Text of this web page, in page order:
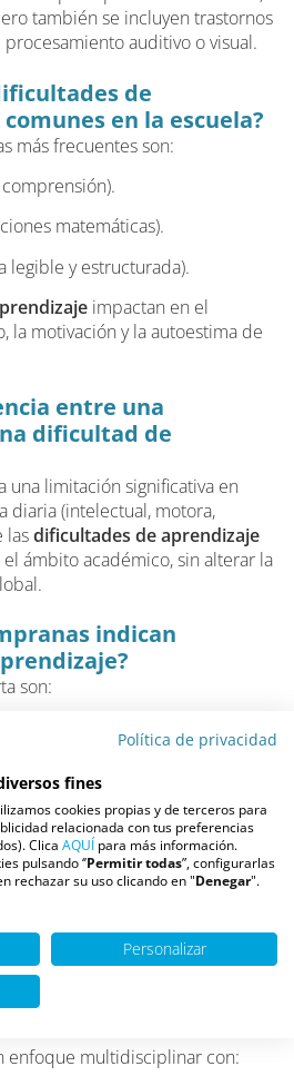
también se incluyen trastornos
auditivo o visual.
de
en la escuela?
más frecuentes son:
matemáticas).
legible y estructurada).
impactan en el
la motivación y la autoestima de
entre una
dificultad de
una limitación significativa en
diaria (intelectual, motora,
lasdificultades de aprendizaje
ámbito académico, sin alterar la
indican
son:
instrucciones.
muy lenta.
o cálculo.
primaria permite intervenir antes
emocionales.
intervienen en el
enfoque multidisciplinar con:
Política de privacidad
fines
cookies propias y de terceros para
relacionada con tus preferencias
Clica AQUÍ para más información.
pulsando ‘’Permitir todas”, configurarlas
rechazar su uso clicando en "Denegar".
Personalizar